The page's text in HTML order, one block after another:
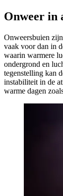
Onweer
Onweersbuien
vaak voor dan in
waarin warmere
ondergrond en
tegenstelling kan
instabiliteit in de
warme dagen